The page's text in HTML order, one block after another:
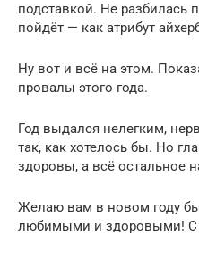
подставкой. Не разбилась
пойдёт — как атрибут
Ну вот и всё на этом.
провалы этого года.
Год выдался нелегким,
так, как хотелось бы. Но
здоровы, а всё остальное
Желаю вам в новом году
любимыми и здоровыми! С